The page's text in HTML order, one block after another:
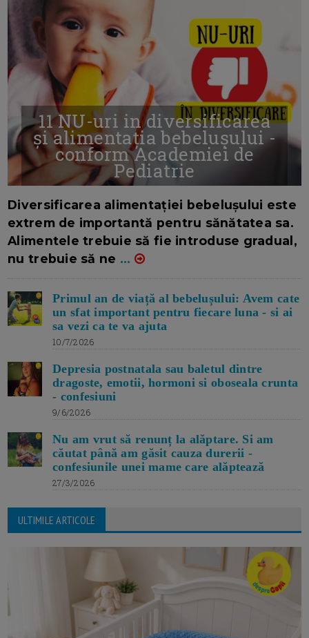
11 NU-uri in diversificarea
și alimentația bebelușului -
conform Academiei de
Pediatrie
Diversificarea alimentației bebelușului este
extrem de importantă pentru sănătatea sa.
Alimentele trebuie să fie introduse gradual,
nu trebuie să ne ...
Primul an de viață al bebelușului: Avem cate
un sfat important pentru fiecare luna - si ai
sa vezi ca te va ajuta
10/7/2026
Depresia postnatala sau baletul dintre
dragoste, emotii, hormoni si oboseala crunta
- confesiuni
9/6/2026
Nu am vrut să renunț la alăptare. Si am
căutat până am găsit cauza durerii -
confesiunile unei mame care alăptează
27/3/2026
ULTIMILE ARTICOLE